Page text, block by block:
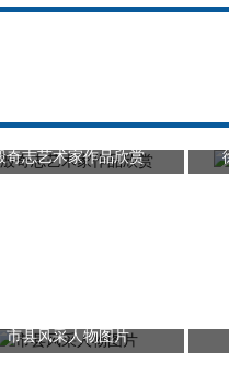
奇志艺术家作品欣赏
市县风采人物图片